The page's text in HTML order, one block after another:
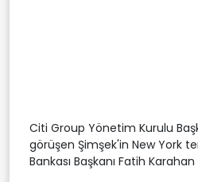
Citi Group Yönetim Kurulu
görüşen Şimşek'in New York
Bankası Başkanı Fatih